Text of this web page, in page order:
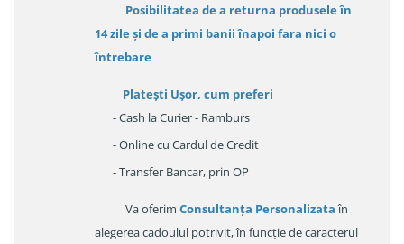
Posibilitatea de a returna produsele în
14 zileși de a primi banii înapoi fara nici o
întrebare
Platești Ușor, cum preferi
- Cash la Curier - Ramburs
- Online cu Cardul de Credit
- Transfer Bancar, prin OP
Va oferim Consultanța Personalizataîn
alegerea cadoulul potrivit, în funcție de caracterul